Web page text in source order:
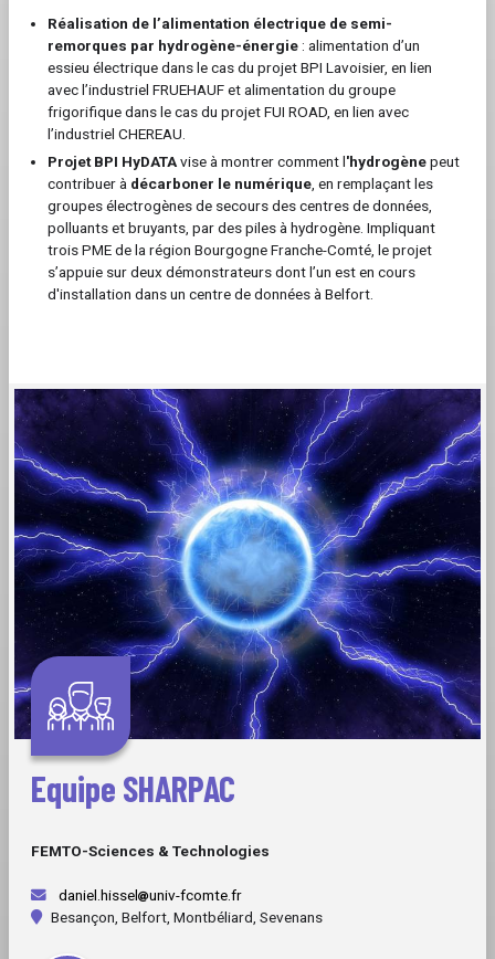
Réalisation de l’alimentation électrique de semi-
remorques par hydrogène-énergie : alimentation d’un
essieu électrique dans le cas du projet BPI Lavoisier, en lien
avec l’industriel FRUEHAUF et alimentation du groupe
frigorifique dans le cas du projet FUI ROAD, en lien avec
l’industriel CHEREAU.
Projet BPI HyDATAvise à montrer comment l'hydrogènepeut
contribuer à décarboner le numérique , en remplaçant les
groupes électrogènes de secours des centres de données,
polluants et bruyants, par des piles à hydrogène. Impliquant
trois PME de la région Bourgogne Franche-Comté, le projet
s’appuie sur deux démonstrateurs dont l’un est en cours
d'installation dans un centre de données à Belfort.
Equipe SHARPAC
FEMTO-Sciences & Technologies
daniel.hissel
univ-fcomte.fr
Besançon, Belfort, Montbéliard, Sevenans